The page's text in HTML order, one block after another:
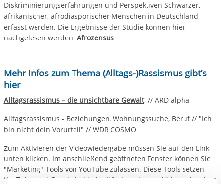
Diskriminierungserfahrungen und Perspektiven Schwarzer,
afrikanischer, afrodiasporischer Menschen in Deutschland
erfasst werden. Die Ergebnisse der Studie können hier
nachgelesen werden: Afrozensus
Mehr Infos zum Thema (Alltags-)Rassismus gibt’s
hier
Alltagsrassismus – die unsichtbare Gewalt// ARD alpha
Alltagsrassismus - Beziehungen, Wohnungssuche, Beruf // "Ich
bin nicht dein Vorurteil" // WDR COSMO
Zum Aktivieren der Videowiedergabe müssen Sie auf den Link
unten klicken. Im anschließend geöffneten Fenster können Sie
"Marketing"-Tools von YouTube zulassen. Diese Tools setzen
YouTube und Google bei jeder Wiedergabe von Videos ein, ohne